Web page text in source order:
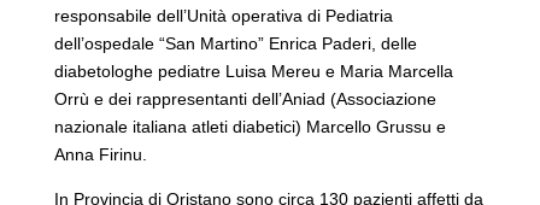
responsabile dell’Unità operativa di Pediatria
dell’ospedale “San Martino” Enrica Paderi, delle
diabetologhe pediatre Luisa Mereu e Maria Marcella
Orrù e dei rappresentanti dell’Aniad (Associazione
nazionale italiana atleti diabetici) Marcello Grussu e
Anna Firinu.
In Provincia di Oristano sono circa 130 pazienti affetti da